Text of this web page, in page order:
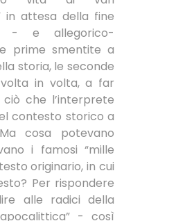
in attesa della fine
- e allegorico-
prime smentite a
storia, le seconde
volta in volta, a far
che l’interprete
contesto storico a
cosa potevano
i famosi “mille
originario, in cui
Per rispondere
alle radici della
- così